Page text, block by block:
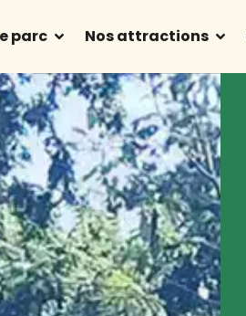
parc Nos attractions